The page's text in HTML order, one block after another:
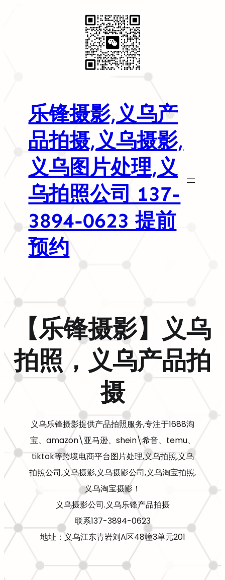
乐锋摄影,义乌产
品拍摄,义乌摄影,
义乌图片处理,义
乌拍照公司 137-
3894-0623 提前
预约
【乐锋摄影】义乌
拍照，义乌产品拍
摄
义乌乐锋摄影提供产品拍照服务,专注于1688淘
宝、amazon\亚马逊、shein\希音、temu、
tiktok等跨境电商平台图片处理,义乌拍照,义乌
拍照公司,义乌摄影,义乌摄影公司,义乌淘宝拍照,
义乌淘宝摄影！
义乌摄影公司.义乌乐锋产品拍摄
联系137-3894-0623
地址：义乌江东青岩刘A区48幢3单元201